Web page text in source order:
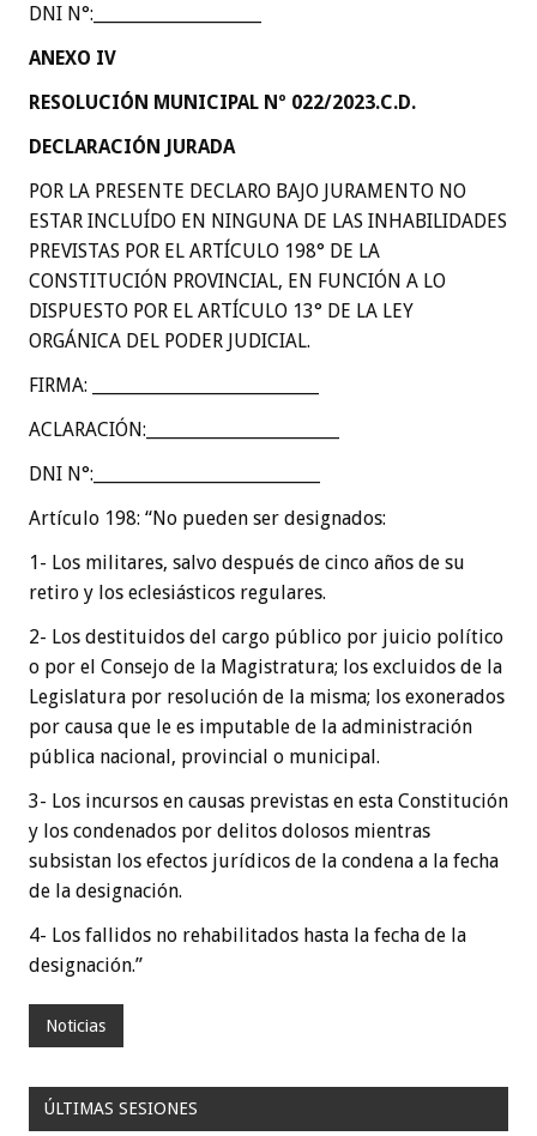
DNI N°:____________________
ANEXO IV
RESOLUCIÓN MUNICIPAL Nº 022/2023.C.D.
DECLARACIÓN JURADA
POR LA PRESENTE DECLARO BAJO JURAMENTO NO
ESTAR INCLUÍDO EN NINGUNA DE LAS INHABILIDADES
PREVISTAS POR EL ARTÍCULO 198° DE LA
CONSTITUCIÓN PROVINCIAL, EN FUNCIÓN A LO
DISPUESTO POR EL ARTÍCULO 13° DE LA LEY
ORGÁNICA DEL PODER JUDICIAL.
FIRMA: ___________________________
ACLARACIÓN:_______________________
DNI N°:___________________________
Artículo 198: “No pueden ser designados:
1- Los militares, salvo después de cinco años de su
retiro y los eclesiásticos regulares.
2- Los destituidos del cargo público por juicio político
o por el Consejo de la Magistratura; los excluidos de la
Legislatura por resolución de la misma; los exonerados
por causa que le es imputable de la administración
pública nacional, provincial o municipal.
3- Los incursos en causas previstas en esta Constitución
y los condenados por delitos dolosos mientras
subsistan los efectos jurídicos de la condena a la fecha
de la designación.
4- Los fallidos no rehabilitados hasta la fecha de la
designación.”
Noticias
ÚLTIMAS SESIONES